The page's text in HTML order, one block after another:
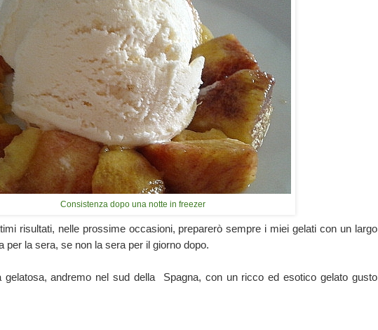
Consistenza dopo una notte in freezer
risultati, nelle prossime occasioni, preparerò sempre i miei gelati con un largo
per la sera, se non la sera per il giorno dopo.
gelatosa, andremo nel sud della Spagna, con un ricco ed esotico gelato gusto